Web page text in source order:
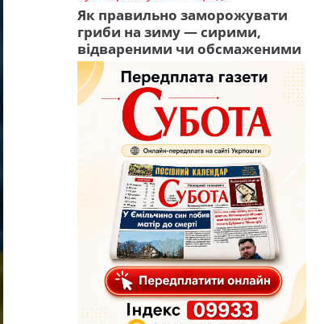
Як правильно заморожувати
гриби на зиму — сирими,
відвареними чи обсмаженими